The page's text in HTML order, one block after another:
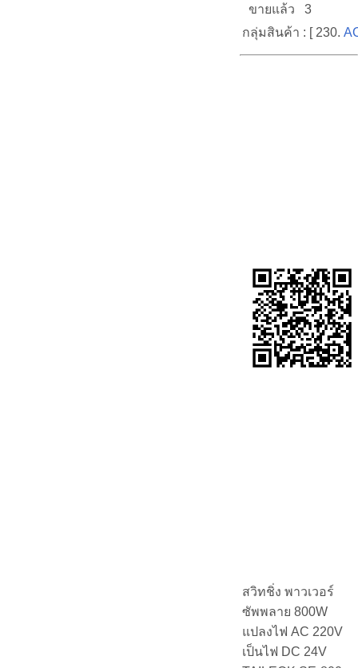
ขายแล้ว 3
กลุ่มสินค้า : [ 230.
สวิทชิ่ง พาวเวอร์
ซัพพลาย 800W
แปลงไฟ AC 220V
เป็นไฟ DC 24V